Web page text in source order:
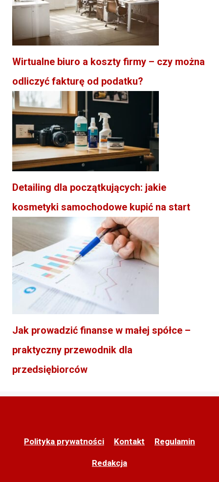
Wirtualne biuro a koszty firmy – czy można
odliczyć fakturę od podatku?
Detailing dla początkujących: jakie
kosmetyki samochodowe kupić na start
Jak prowadzić finanse w małej spółce –
praktyczny przewodnik dla
przedsiębiorców
Polityka prywatności Kontakt Regulamin
Redakcja